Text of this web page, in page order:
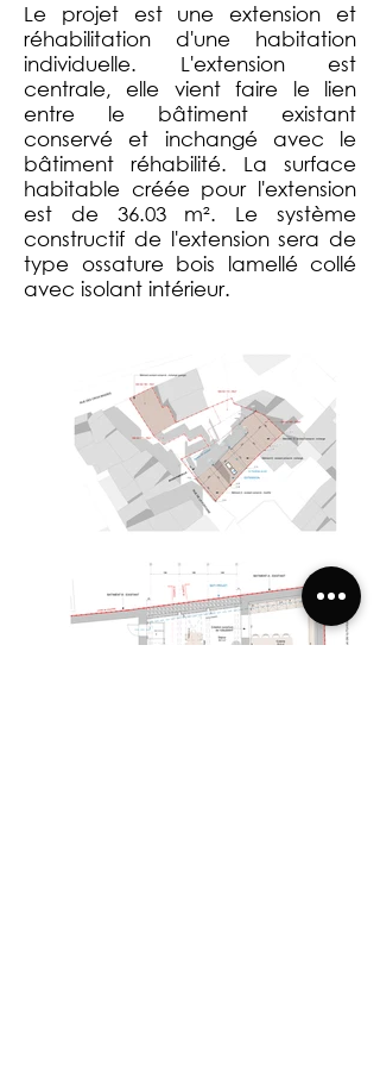
Le projet est une extension et
réhabilitation d'une habitation
individuelle. L'extension est
centrale, elle vient faire le lien
entre le bâtiment existant
conservé et inchangé avec le
bâtiment réhabilité. La surface
habitable créée pour l'extension
est de 36.03 m². Le système
constructif de l'extension sera de
type ossature bois lamellé collé
avec isolant intérieur.